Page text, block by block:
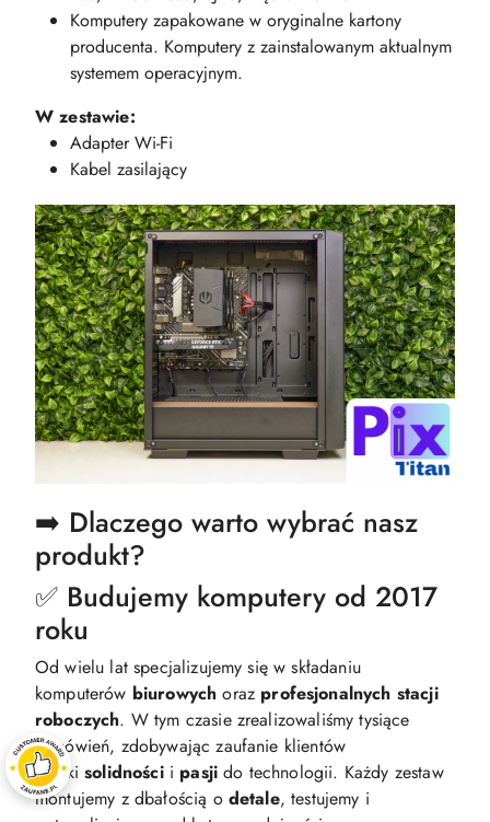
Komputery zapakowane w oryginalne kartony
producenta. Komputery z zainstalowanym aktualnym
systemem operacyjnym.
W zestawie:
Adapter Wi-Fi
Kabel zasilający
➡️ Dlaczego warto wybrać nasz
produkt?
✅ Budujemy komputery od 2017
roku
Od wielu lat specjalizujemy się w składaniu
komputerów biurowych oraz profesjonalnych stacji
roboczych. W tym czasie zrealizowaliśmy tysiące
zamówień, zdobywając zaufanie klientów
dziękisolidnościi pasji do technologii. Każdy zestaw
montujemy z dbałością o detale, testujemy i